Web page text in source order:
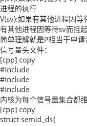
进程的执行
V(sv):如果有其他进程因
有其他进程因等待sv而挂
简单理解就是P相当于申
信号量头文件：
[cpp] copy
#include
#include
#include
内核为每个信号量集合都
[cpp] copy
struct semid_ds{